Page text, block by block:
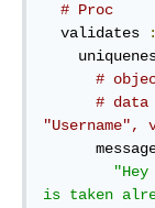
# Proc
  validates
:
#
#
"Username",
"Hey
is taken